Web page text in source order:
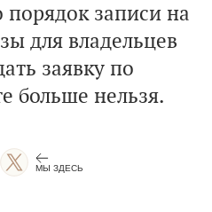
записи на
для владельцев
заявку по
больше нельзя.
МЫ ЗДЕСЬ